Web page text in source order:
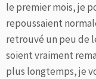
le premier mois, je
repoussaient
retrouvé un peu de
soient vraiment
plus longtemps, je